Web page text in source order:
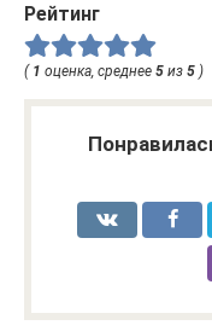
Рейтинг
( 1 оценка, среднее 5 из 5 )